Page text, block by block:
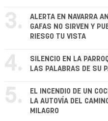
3.
ALERTA EN NAVARRA
GAFAS NO SIRVEN Y
RIESGO TU VISTA
4.
SILENCIO EN LA
LAS PALABRAS DE SU
5.
EL INCENDIO DE UN
LA AUTOVÍA DEL
MILAGRO